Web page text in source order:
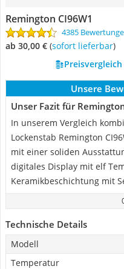
Remington CI96W1
4385
ab 30,00 € ( Sofort lieferbar)
Unsere
Unser Fazit für
In unserem Vergleich
Lockenstab Remington
mit einer soliden
digitales Display mit elf
Keramikbeschichtung mit
Technische Details
Modell
Temperatur